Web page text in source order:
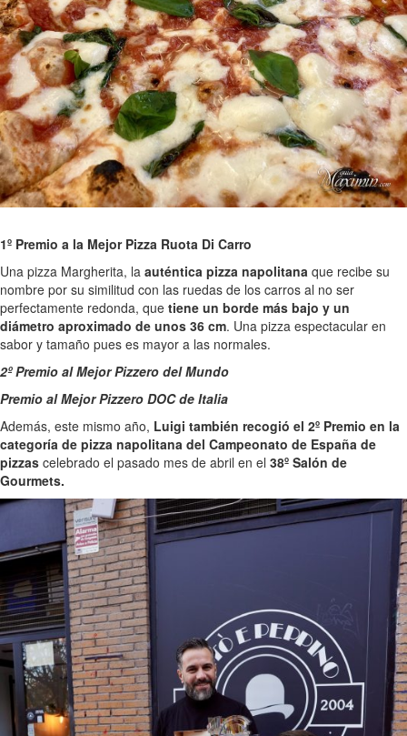
1º Premio a la Mejor Pizza Ruota Di Carro
Una pizza Margherita, la auténtica pizza napolitana que recibe su
nombre por su similitud con las ruedas de los carros al no ser
perfectamente redonda, que tiene un borde más bajo y un
diámetro aproximado de unos 36 cm. Una pizza espectacular en
sabor y tamaño pues es mayor a las normales.
2º Premio al Mejor Pizzero del Mundo
Premio al Mejor Pizzero DOC de Italia
Además, este mismo año, Luigi también recogió el 2º Premio en la
categoría de pizza napolitana del Campeonato de España de
pizzas celebrado el pasado mes de abril en el 38º Salón de
Gourmets.